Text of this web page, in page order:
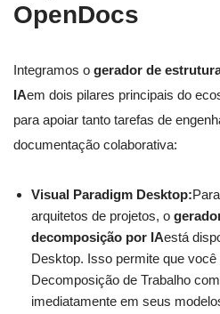
OpenDocs
Integramos o gerador de
IAem dois pilares principais do
para apoiar tanto tarefas de
documentação colaborativa:
Visual Paradigm Desktop:
arquitetos de projetos, o
decomposição por IAestá
Desktop. Isso permite que
Decomposição de Trabalho
imediatamente em seus